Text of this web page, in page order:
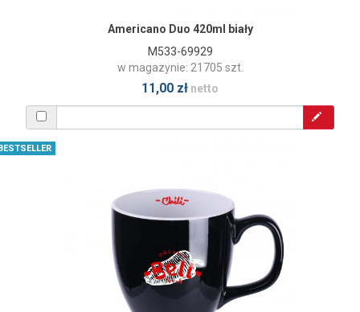
Americano Duo 420ml biały
M533-69929
w magazynie: 21705 szt.
11,00 zł netto